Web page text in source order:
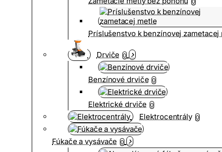
Príslušenstvo k benzínovej zametacej
Drviče 0
Benzínové drviče 0
Elektrické drviče 0
Elektrocentrály 0
Fúkače a vysávače 0